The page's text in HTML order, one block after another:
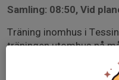
Samling: 08:50, Vid
Träning inomhus i
träningen utomhus på